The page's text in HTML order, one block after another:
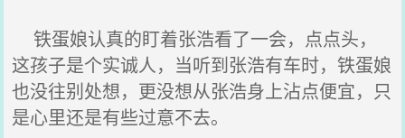
铁蛋娘认真的盯着张浩看了一会，点点头，
这孩子是个实诚人，当听到张浩有车时，铁蛋娘
也没往别处想，更没想从张浩身上沾点便宜，只
是心里还是有些过意不去。